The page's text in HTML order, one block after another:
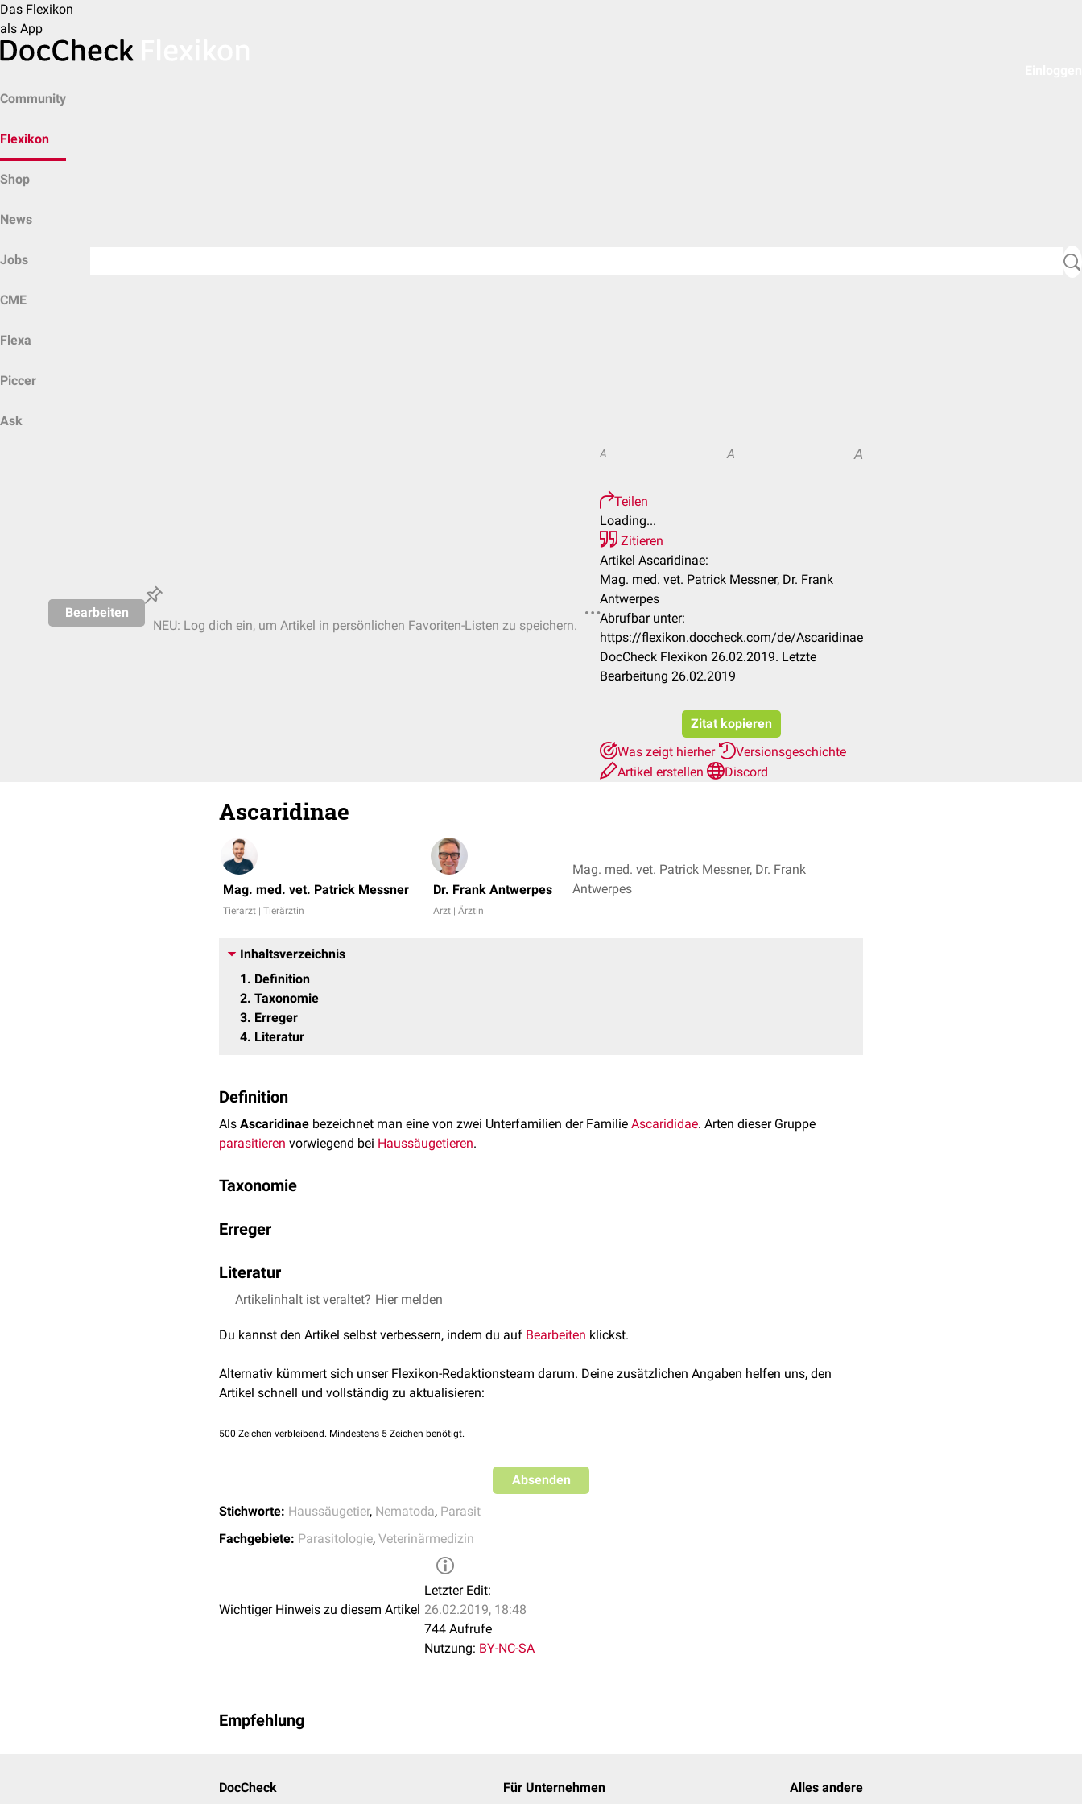
Das Flexikon
als App
Community
Flexikon
Shop
News
Jobs
CME
Flexa
Piccer
Ask
Bearbeiten
NEU: Log dich ein, um Artikel in persönlichen Favoriten-Listen zu speichern.
A A A
Teilen
Loading...
Zitieren
Artikel Ascaridinae:
Mag. med. vet. Patrick Messner, Dr. Frank
Antwerpes
Abrufbar unter:
https://flexikon.doccheck.com/de/Ascaridinae
DocCheck Flexikon 26.02.2019. Letzte
Bearbeitung 26.02.2019
Zitat kopieren
Was zeigt hierher
Versionsgeschichte
Artikel erstellen
Discord
Ascaridinae
Mag. med. vet. Patrick Messner
Tierarzt | Tierärztin
Dr. Frank Antwerpes
Arzt | Ärztin
Mag. med. vet. Patrick Messner, Dr. Frank
Antwerpes
Inhaltsverzeichnis
1
Definition
2 Taxonomie
3 Erreger
4 Literatur
Definition
Als Ascaridinae bezeichnet man eine von zwei Unterfamilien der Familie Ascarididae. Arten dieser Gruppe
parasitieren vorwiegend bei Haussäugetieren.
Taxonomie
Stamm:
Unterfamilie: Ascaridinae
Erreger
Unterfamilie: Ascaridinae
Gattung Art
Parascaris Parascaris equorum
Toxascaris Toxascaris leonina
Baylisascaris procyonis
Literatur
Eckert, Johannes, Friedhoff, Karl Theodor, Zahner, Horst, Deplazes, Peter. Lehrbuch der Parasitologie für die
Artikelinhalt ist veraltet? Hier melden
Du kannst den Artikel selbst verbessern, indem du auf Bearbeiten klickst.
Alternativ kümmert sich unser Flexikon-Redaktionsteam darum. Deine zusätzlichen Angaben helfen uns, den
Artikel schnell und vollständig zu aktualisieren:
500 Zeichen verbleibend. Mindestens 5 Zeichen benötigt.
Absenden
Stichworte: Haussäugetier, Nematoda, Parasit
Fachgebiete: Parasitologie, Veterinärmedizin
Wichtiger Hinweis zu diesem Artikel
Letzter Edit:
26.02.2019, 18:48
744 Aufrufe
Nutzung: BY-NC-SA
Empfehlung
DocCheck Für Unternehmen Alles andere